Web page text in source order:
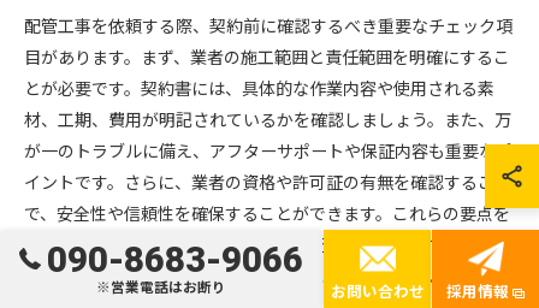
配管工事を依頼する際、契約前に確認するべき重要なチェック項
目があります。まず、業者の施工範囲と責任範囲を明確にするこ
とが必要です。契約書には、具体的な作業内容や使用される素
材、工期、費用が明記されているかを確認しましょう。また、万
が一のトラブルに備え、アフターサポートや保証内容も重要なポ
イントです。さらに、業者の資格や許可証の有無を確認すること
で、安全性や信頼性を確保することができます。これらの要点を
しっかりと押さえることで、安心して配管工事を依頼することが
でき、予期せぬトラブルを未然に防ぐことが可能です。
090-8683-9066
※営業電話はお断り お問い合わせ 採用情報